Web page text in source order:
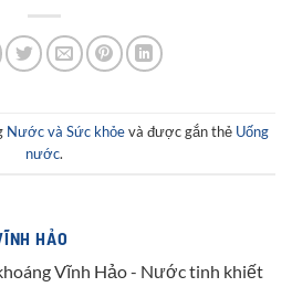
Nước và Sức khỏevà được gắn thẻ Uống
nước.
HẢO
Vĩnh Hảo - Nước tinh khiết